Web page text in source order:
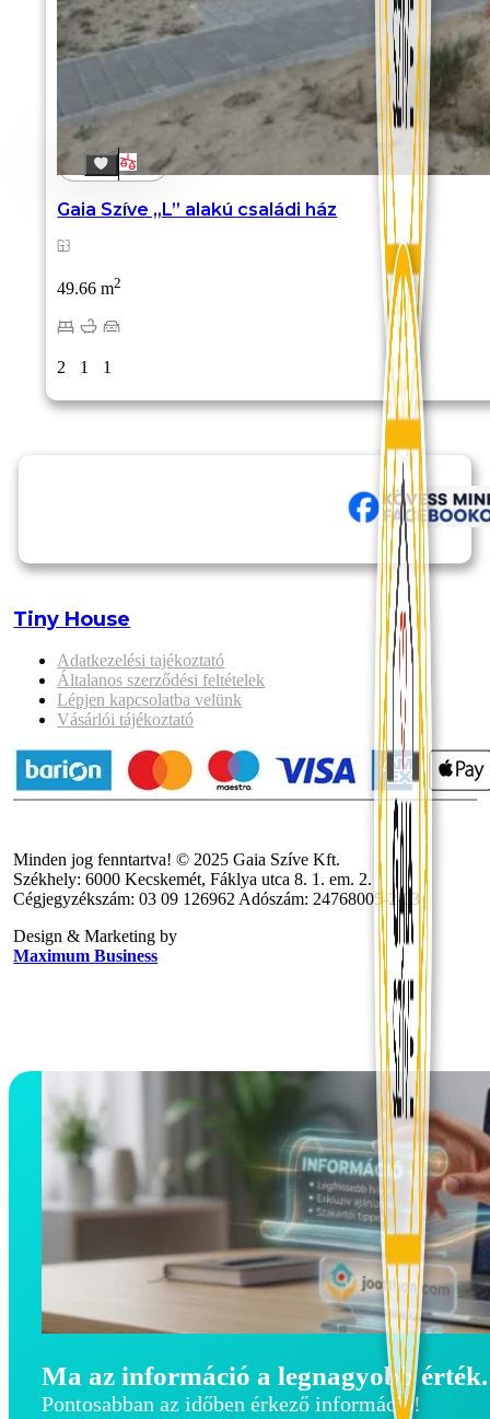
Gaia Szíve „L” alakú családi ház
49.66 m2
2 1 1
Tiny House
Adatkezelési tajékoztató
Általanos szerződési feltételek
Lépjen kapcsolatba velünk
Vásárlói tájékoztató
Minden jog fenntartva! © 2025 Gaia Szíve Kft.
Székhely: 6000 Kecskemét, Fáklya utca 8. 1. em. 2.
Cégjegyzékszám: 03 09 126962 Adószám: 24768005-2-03
Design & Marketing by
Maximum Business
Ma az információ a legnagyobb érték.
Pontosabban az időben érkező információ!